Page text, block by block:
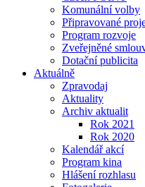
Komunální volby
Připravované
Program rozvoje
Zveřejněné
Dotační publicita
Aktuálně
Zpravodaj
Aktuality
Archiv aktualit
Rok 2021
Rok 2020
Kalendář akcí
Program kina
Hlášení rozhlasu